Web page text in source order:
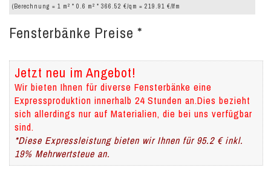
(Berechnung = 1 m 2 * 0.6 m 2 * 366.52 €/qm = 219.91 €/lfm
Fensterbänke Preise *
Jetzt neu im Angebot!
Wir bieten Ihnen für diverse Fensterbänke eine
Expressproduktion innerhalb 24 Stunden an.Dies bezieht
sich allerdings nur auf Materialien, die bei uns verfügbar
sind.
*Diese Expressleistung bieten wir Ihnen für 95.2 € inkl.
19% Mehrwertsteue an.